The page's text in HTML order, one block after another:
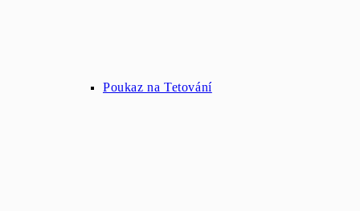
Poukaz na Tetování